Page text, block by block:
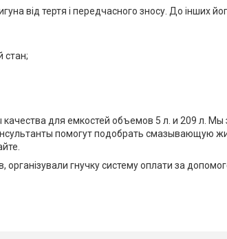
від тертя і передчасного зносу. До інших
стан;
для емкостей объемов 5 л. и 209 л.
помогут подобрать смазывающую
гнучку систему оплати за